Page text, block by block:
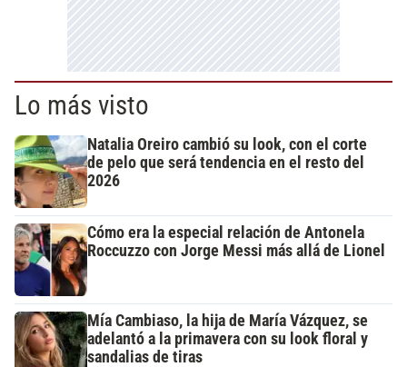
Lo más visto
Natalia Oreiro cambió su look, con el corte
de pelo que será tendencia en el resto del
2026
Cómo era la especial relación de Antonela
Roccuzzo con Jorge Messi más allá de Lionel
Mía Cambiaso, la hija de María Vázquez, se
adelantó a la primavera con su look floral y
sandalias de tiras